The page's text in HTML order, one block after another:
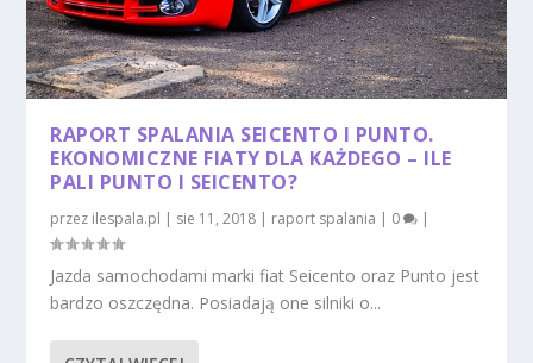
RAPORT SPALANIA SEICENTO I PUNTO.
EKONOMICZNE FIATY DLA KAŻDEGO – ILE
PALI PUNTO I SEICENTO?
przez ilespala.pl | sie 11, 2018 | raport spalania | 0 |
Jazda samochodami marki fiat Seicento oraz Punto jest
bardzo oszczędna. Posiadają one silniki o...